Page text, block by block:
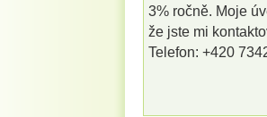
3% ročně. Moje
že jste mi
Telefon: +420